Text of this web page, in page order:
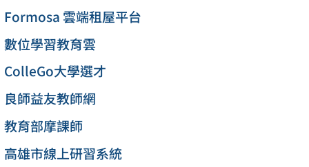
Formosa 雲端租屋平台
數位學習教育雲
ColleGo大學選才
良師益友教師網
教育部摩課師
高雄市線上研習系統